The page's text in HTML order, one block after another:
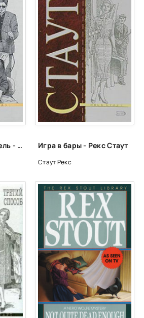
Последний свидетель - Рекс Стаут Игра в бары - Рекс Стаут
Стаут Рекс